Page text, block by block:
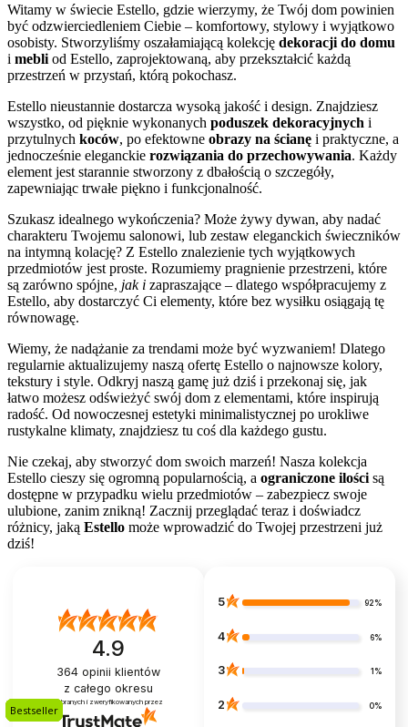
Bestseller
Bestseller
Bestseller
Bestseller
Bestseller
Bestseller
Witamy w świecie Estello, gdzie wierzymy, że Twój dom powinien
być odzwierciedleniem Ciebie – komfortowy, stylowy i wyjątkowo
osobisty. Stworzyliśmy oszałamiającą kolekcję dekoracji do domu
i mebli od Estello, zaprojektowaną, aby przekształcić każdą
przestrzeń w przystań, którą pokochasz.
Estello nieustannie dostarcza wysoką jakość i design. Znajdziesz
wszystko, od pięknie wykonanych poduszek dekoracyjnych i
przytulnych koców, po efektowne obrazy na ścianę i praktyczne, a
jednocześnie eleganckie rozwiązania do przechowywania. Każdy
element jest starannie stworzony z dbałością o szczegóły,
zapewniając trwałe piękno i funkcjonalność.
Szukasz idealnego wykończenia? Może żywy dywan, aby nadać
charakteru Twojemu salonowi, lub zestaw eleganckich świeczników
na intymną kolację? Z Estello znalezienie tych wyjątkowych
przedmiotów jest proste. Rozumiemy pragnienie przestrzeni, które
są zarówno spójne, jak i zapraszające – dlatego współpracujemy z
Estello, aby dostarczyć Ci elementy, które bez wysiłku osiągają tę
równowagę.
Wiemy, że nadążanie za trendami może być wyzwaniem! Dlatego
regularnie aktualizujemy naszą ofertę Estello o najnowsze kolory,
tekstury i style. Odkryj naszą gamę już dziś i przekonaj się, jak
łatwo możesz odświeżyć swój dom z elementami, które inspirują
radość. Od nowoczesnej estetyki minimalistycznej po urokliwe
rustykalne klimaty, znajdziesz tu coś dla każdego gustu.
Nie czekaj, aby stworzyć dom swoich marzeń! Nasza kolekcja
Estello cieszy się ogromną popularnością, a ograniczone ilości są
dostępne w przypadku wielu przedmiotów – zabezpiecz swoje
ulubione, zanim znikną! Zacznij przeglądać teraz i doświadcz
różnicy, jaką Estello może wprowadzić do Twojej przestrzeni już
dziś!
4.9
364opinii klientów
z całego okresu
zebranych i zweryfikowanych przez
5 92%
4 6%
3 1%
2 0%